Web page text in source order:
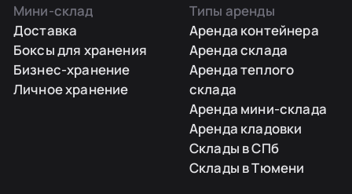
Мини-склад
Доставка
Боксы для хранения
Бизнес-хранение
Личное хранение
Типы аренды
Аренда контейнера
Аренда склада
Аренда теплого
склада
Аренда мини-склада
Аренда кладовки
Склады в СПб
Склады в Тюмени